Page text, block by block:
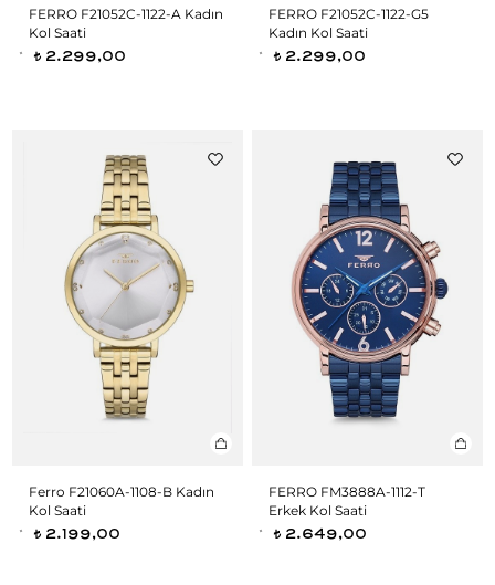
FERRO F21052C-1122-A Kadın
Kol Saati
t 2.299,00
FERRO F21052C-1122-G5
Kadın Kol Saati
t 2.299,00
Ferro F21060A-1108-B Kadın
Kol Saati
t 2.199,00
FERRO FM3888A-1112-T
Erkek Kol Saati
t 2.649,00